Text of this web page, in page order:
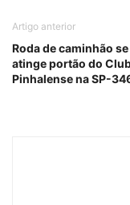
Artigo anterior
Roda de caminhão
atinge portão do
Pinhalense na SP-